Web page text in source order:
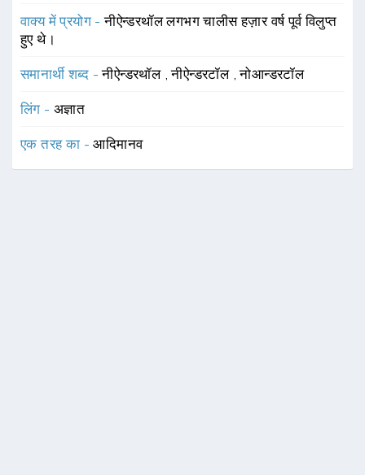
वाक्य में प्रयोग -नीऐन्डरथॉल लगभग चालीस हज़ार वर्ष पूर्व विलुप्त
हुए थे।
समानार्थी शब्द -नीऐन्डरथॉल ,नीऐन्डरटॉल ,नोआन्डरटॉल
लिंग - अज्ञात
एक तरह का -आदिमानव